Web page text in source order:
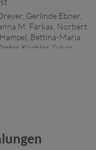
Gerlinde Ebner,
M. Farkas, Norbert
Bettina-Maria
Küchler, Sylvia
Lowick, Peter
Mirko Weinreich,